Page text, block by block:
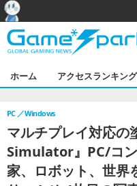
ホーム アクセスランキング
マルチプレイ対応
Simulator』PC/コ
家、ロボット、世界
PC Windows